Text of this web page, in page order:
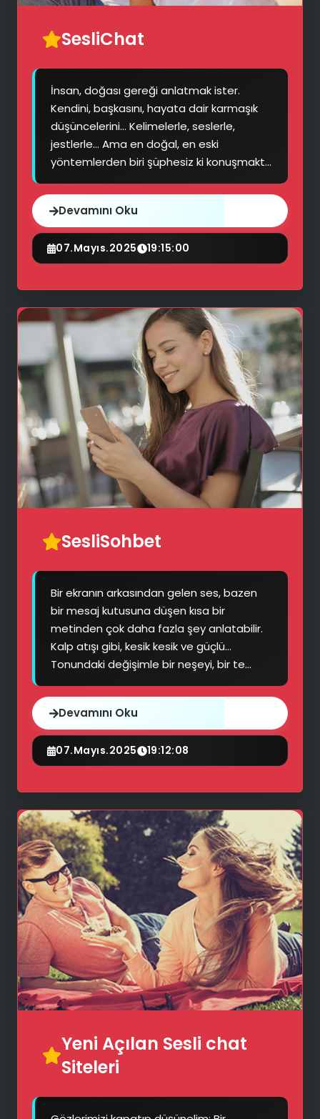
💬 💡
🗨️
🎶
🎭
SesliChat
İnsan, doğası gereği anlatmak ister.
Kendini, başkasını, hayata dair karmaşık
düşüncelerini... Kelimelerle, seslerle,
jestlerle... Ama en doğal, en eski
yöntemlerden biri şüphesiz ki konuşmakt...
Devamını Oku
07.Mayıs.2025 19:15:00
SesliSohbet
Bir ekranın arkasından gelen ses, bazen
bir mesaj kutusuna düşen kısa bir
metinden çok daha fazla şey anlatabilir.
Kalp atışı gibi, kesik kesik ve güçlü…
Tonundaki değişimle bir neşeyi, bir te...
Devamını Oku
07.Mayıs.2025 19:12:08
Yeni Açılan Sesli chat
Siteleri